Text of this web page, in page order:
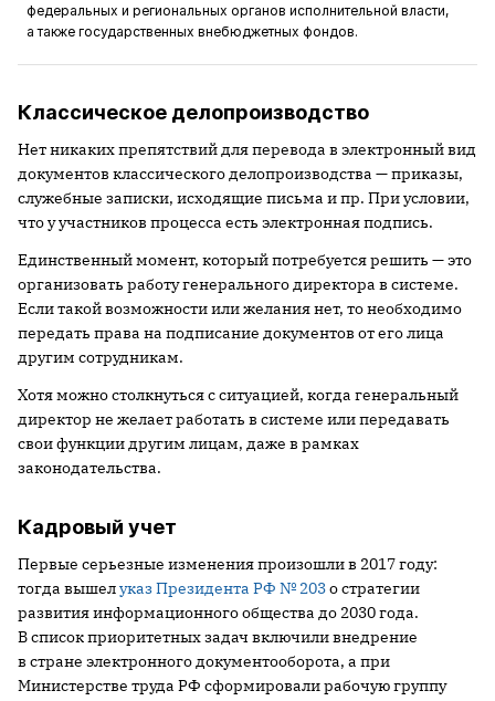
федеральных и региональных органов исполнительной власти,
а также государственных внебюджетных фондов.
Классическое делопроизводство
Нет никаких препятствий для перевода в электронный вид
документов классического делопроизводства — приказы,
служебные записки, исходящие письма и пр. При условии,
что у участников процесса есть электронная подпись.
Единственный момент, который потребуется решить — это
организовать работу генерального директора в системе.
Если такой возможности или желания нет, то необходимо
передать права на подписание документов от его лица
другим сотрудникам.
Хотя можно столкнуться с ситуацией, когда генеральный
директор не желает работать в системе или передавать
свои функции другим лицам, даже в рамках
законодательства.
Кадровый учет
Первые серьезные изменения произошли в 2017 году:
тогда вышелуказ Президента РФ № 203о стратегии
развития информационного общества до 2030 года.
В список приоритетных задач включили внедрение
в стране электронного документооборота, а при
Министерстве труда РФ сформировали рабочую группу